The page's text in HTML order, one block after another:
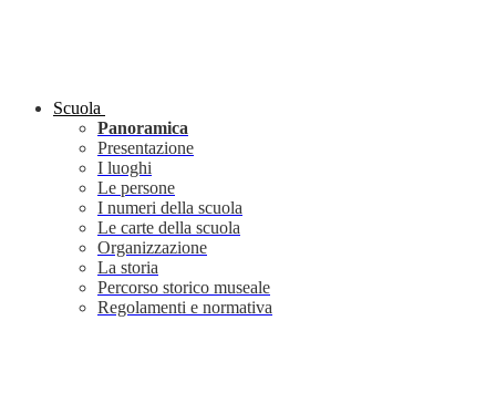
Scuola
Panoramica
Presentazione
I luoghi
Le persone
I numeri della scuola
Le carte della scuola
Organizzazione
La storia
Percorso storico museale
Regolamenti e normativa